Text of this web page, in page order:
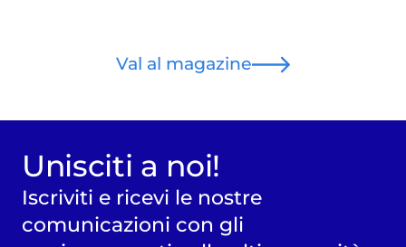
Val al magazine
Unisciti a noi!
Iscriviti e ricevi le nostre
comunicazioni con gli